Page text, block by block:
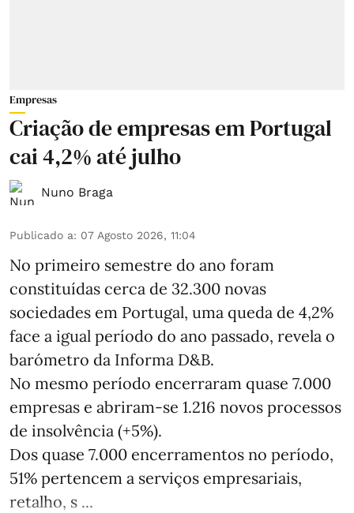
Empresas
Criação de empresas em Portugal
cai 4,2% até julho
Nuno Braga
Publicado a: 07 Agosto 2026, 11:04
No primeiro semestre do ano foram
constituídas cerca de 32.300 novas
sociedades em Portugal, uma queda de 4,2%
face a igual período do ano passado, revela o
barómetro da Informa D&B.
No mesmo período encerraram quase 7.000
empresas e abriram‑se 1.216 novos processos
de insolvência (+5%).
Dos quase 7.000 encerramentos no período,
51% pertencem a serviços empresariais,
retalho, s ...